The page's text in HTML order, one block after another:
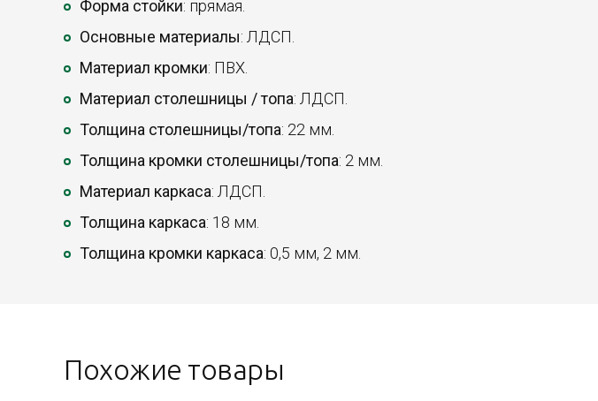
Форма стойки: прямая.
Основные материалы: ЛДСП.
Материал кромки: ПВХ.
Материал столешницы / топа: ЛДСП.
Толщина столешницы/топа: 22 мм.
Толщина кромки столешницы/топа: 2 мм.
Материал каркаса: ЛДСП.
Толщина каркаса: 18 мм.
Толщина кромки каркаса: 0,5 мм, 2 мм.
Похожие товары